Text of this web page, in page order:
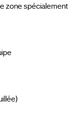
zone spécialement